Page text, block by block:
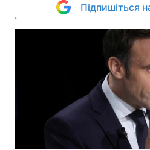
Підпишіться